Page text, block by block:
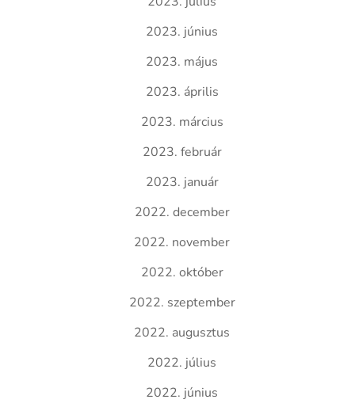
2023. június
2023. május
2023. április
2023. március
2023. február
2023. január
2022. december
2022. november
2022. október
2022. szeptember
2022. augusztus
2022. július
2022. június